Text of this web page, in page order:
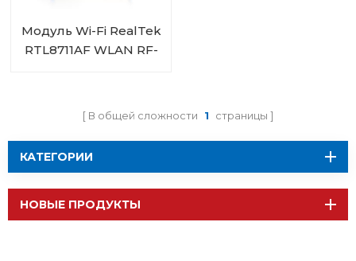
Модуль Wi-Fi RealTek
RTL8711AF WLAN RF-
В общей сложности 1 страницы
КАТЕГОРИИ
НОВЫЕ ПРОДУКТЫ